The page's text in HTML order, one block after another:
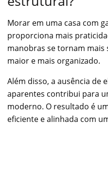
Morar em uma casa com
proporciona mais
manobras se tornam mais
maior e mais organizado.
Além disso, a ausência de
aparentes contribui para
moderno. O resultado é
eficiente e alinhada com